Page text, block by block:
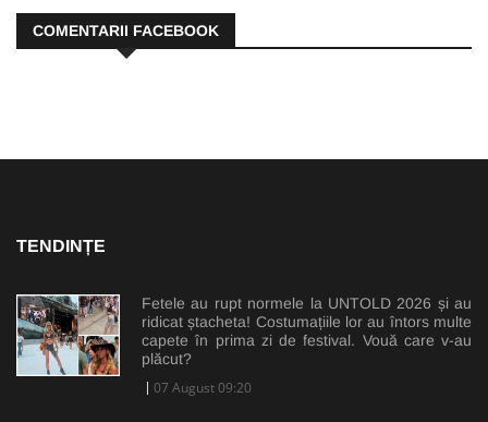
COMENTARII FACEBOOK
TENDINȚE
Fetele au rupt normele la UNTOLD 2026 și au
ridicat ștacheta! Costumațiile lor au întors multe
capete în prima zi de festival. Vouă care v-au
plăcut?
07 August 09:20